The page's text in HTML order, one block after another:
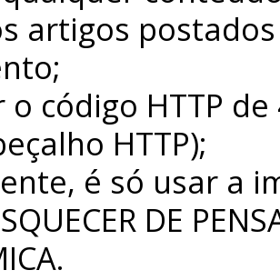
artigos
o código HTTP
HTTP);
é só usar a
DE